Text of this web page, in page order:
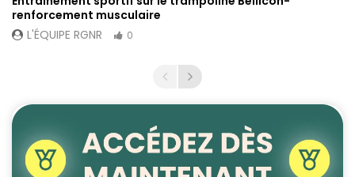
renforcement musculaire
L'ÉQUIPE RGNR
0